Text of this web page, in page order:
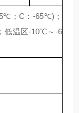
； C ：-65℃) ；
；低温区-10℃ ～-6